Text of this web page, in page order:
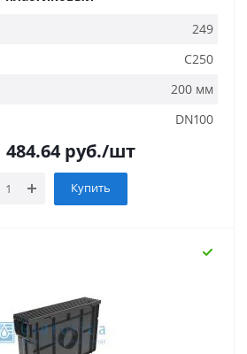
249
C250
200 мм
DN100
484.64руб./шт
Купить